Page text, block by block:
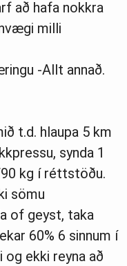
að hafa nokkra
milli
-Allt annað.
t.d. hlaupa 5 km
synda 1
kg í réttstöðu.
sömu
of geyst, taka
60% 6 sinnum í
ekki reyna að